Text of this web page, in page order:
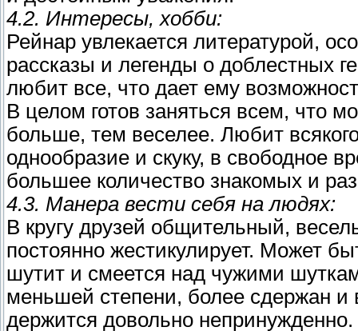
4.2. Интересы, хобби:
Рейнар увлекается литературой,
рассказы и легенды о доблестных
любит все, что дает ему
В целом готов заняться всем, что
больше, тем веселее. Любит
однообразие и скуку, в свободное
большее количество знакомых и
4.3. Манера вести себя на людях:
В кругу друзей общительный,
постоянно жестикулирует. Может
шутит и смеется над чужими
меньшей степени, более сдержан
держится довольно